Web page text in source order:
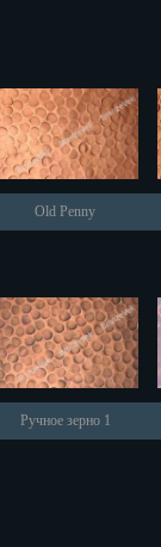
Old Penny
Ручное зерно 1